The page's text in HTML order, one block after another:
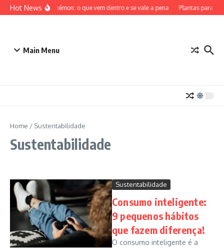
Ir para o conteúdo
Hot NewsETB Pokémon: o que vem dentro e se vale a pena Plantas para
Main Menu
Home / Sustentabilidade
Sustentabilidade
Sustentabilidade
Consumo inteligente:
9 pequenos hábitos
que fazem diferença!
O consumo inteligente é a